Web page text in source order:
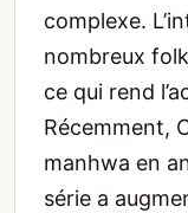
complexe.
nombreux
ce qui rend
Récemment,
manhwa en
série a